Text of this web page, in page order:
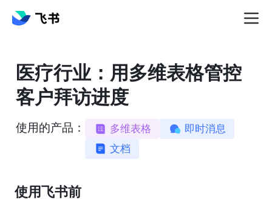
医疗行业：用多维表格管控
客户拜访进度
使用的产品： 多维表格
即时消息
文档
使用飞书前